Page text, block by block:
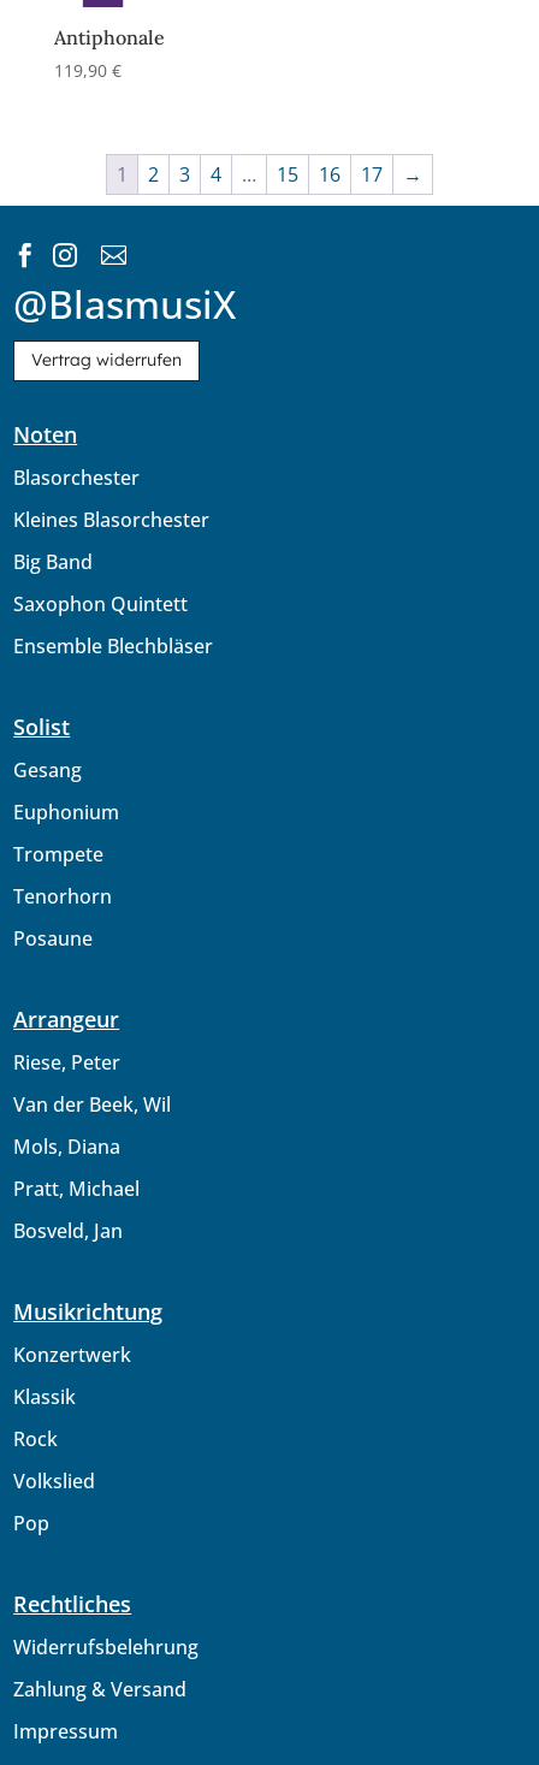
Antiphonale
119,90 €
1 2 3 4 … 15 16 17 →
  
@BlasmusiX
Vertrag widerrufen
Noten
Blasorchester
Kleines Blasorchester
Big Band
Saxophon Quintett
Ensemble Blechbläser
Solist
Gesang
Euphonium
Trompete
Tenorhorn
Posaune
Arrangeur
Riese, Peter
Van der Beek, Wil
Mols, Diana
Pratt, Michael
Bosveld, Jan
Musikrichtung
Konzertwerk
Klassik
Rock
Volkslied
Pop
Rechtliches
Widerrufsbelehrung
Zahlung & Versand
Impressum